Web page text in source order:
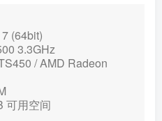
(64bit)
3.3GHz
/ AMD Radeon
用空间